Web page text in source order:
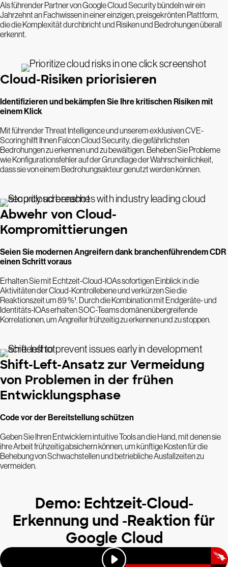
Als führender Partner von Google Cloud Security bündeln wir ein
Jahrzehnt an Fachwissen in einer einzigen, preisgekrönten Plattform,
die die Komplexität durchbricht und Risiken und Bedrohungen überall
erkennt.
Cloud-Risiken priorisieren
Identifizieren und bekämpfen Sie Ihre kritischen Risiken mit
einem Klick
Mit führender Threat Intelligence und unserem exklusiven CVE-
Scoring hilft Ihnen Falcon Cloud Security, die gefährlichsten
Bedrohungen zu erkennen und zu bewältigen. Beheben Sie Probleme
wie Konfigurationsfehler auf der Grundlage der Wahrscheinlichkeit,
dass sie von einem Bedrohungsakteur genutzt werden können.
Abwehr von Cloud-
Kompromittierungen
Seien Sie modernen Angreifern dank branchenführendem CDR
einen Schritt voraus
Erhalten Sie mit Echtzeit-Cloud-IOAs sofortigen Einblick in die
Aktivitäten der Cloud-Kontrollebene und verkürzen Sie die
Reaktionszeit um 89 %¹. Durch die Kombination mit Endgeräte- und
Identitäts-IOAs erhalten SOC-Teams domänenübergreifende
Korrelationen, um Angreifer frühzeitig zu erkennen und zu stoppen.
Shift-Left-Ansatz zur Vermeidung
von Problemen in der frühen
Entwicklungsphase
Code vor der Bereitstellung schützen
Geben Sie Ihren Entwicklern intuitive Tools an die Hand, mit denen sie
ihre Arbeit frühzeitig absichern können, um künftige Kosten für die
Behebung von Schwachstellen und betriebliche Ausfallzeiten zu
vermeiden.
Demo: Echtzeit-Cloud-
Erkennung und -Reaktion für
Google Cloud